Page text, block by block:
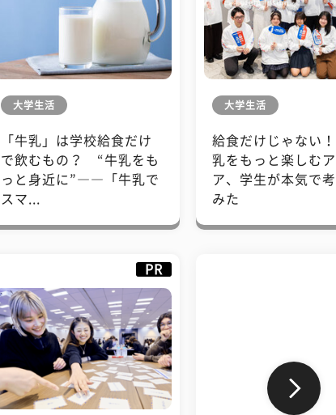
大学生活
「牛乳」は学校給食だけ
で飲むもの？ “牛乳をも
っと身近に”――「牛乳で
スマ...
大学生活
給食だけじゃない
乳をもっと楽しむ
ア、学生が本気で
みた
PR